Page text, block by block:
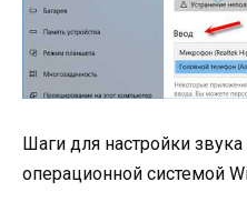
Шаги для настройки
операционной системой